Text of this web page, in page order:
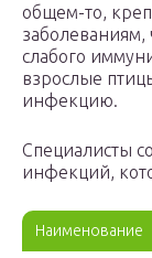
общем-то,
заболеваниям,
слабого
взрослые
инфекцию.
Специалисты
инфекций,
Наименование